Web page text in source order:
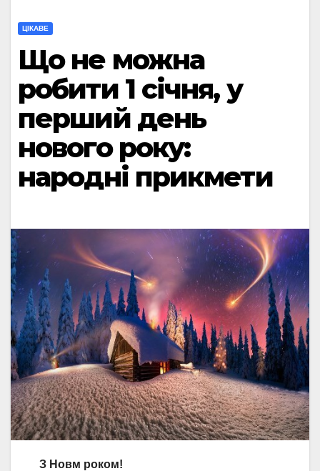
ЦІКАВЕ
Що не можна
робити 1 січня, у
перший день
нового року:
народні прикмети
З Новм роком!